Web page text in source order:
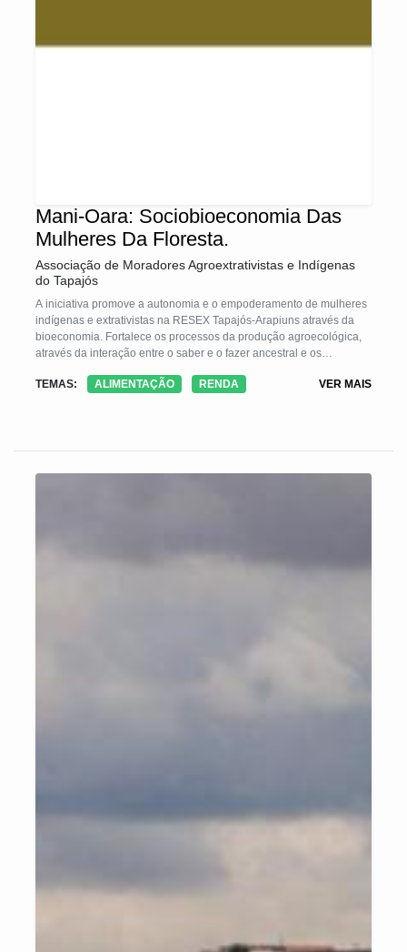
Mani-Oara: Sociobioeconomia Das
Mulheres Da Floresta.
Associação de Moradores Agroextrativistas e Indígenas
do Tapajós
A iniciativa promove a autonomia e o empoderamento de mulheres
indígenas e extrativistas na RESEX Tapajós-Arapiuns através da
bioeconomia. Fortalece os processos da produção agroecológica,
através da interação entre o saber e o fazer ancestral e os
comunitárias, a tecnologia garante a inserção dessas mulheres em
assegurando o protagonismo feminino na defesa da cultura e na
TEMAS: ALIMENTAÇÃO RENDA VER MAIS